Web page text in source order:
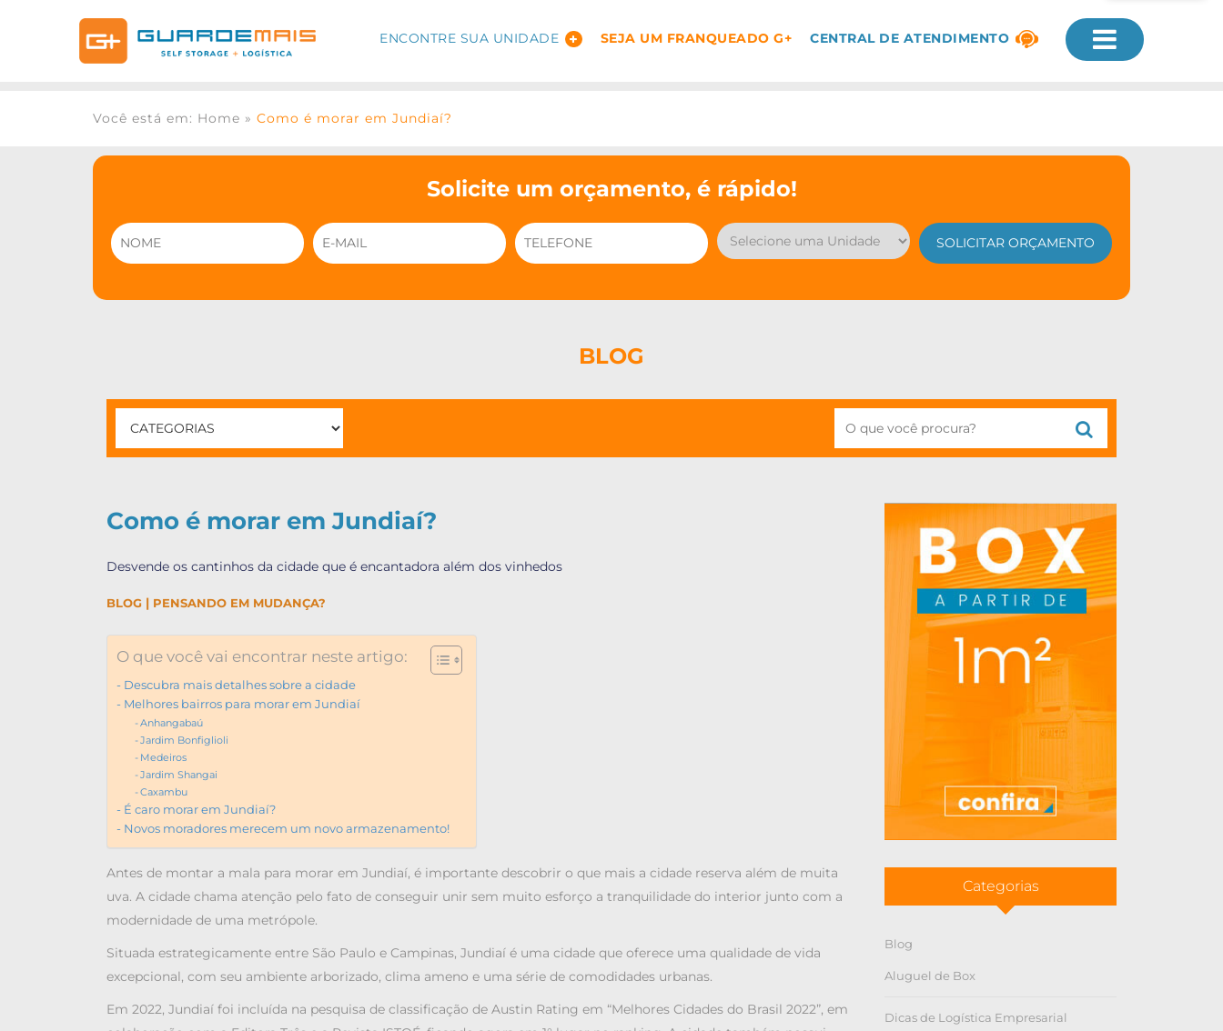
ENCONTRE SUA UNIDADE SEJA UM FRANQUEADO G+ CENTRAL DE ATENDIMENTO
Você está em: Home » Como é morar em Jundiaí?
Solicite um orçamento, é rápido!
BLOG
Como é morar em Jundiaí?
Desvende os cantinhos da cidade que é encantadora além dos vinhedos
BLOG | PENSANDO EM MUDANÇA?
O que você vai encontrar neste artigo:
Descubra mais detalhes sobre a cidade
Melhores bairros para morar em Jundiaí
Anhangabaú
Jardim Bonfiglioli
Medeiros
Jardim Shangai
Caxambu
É caro morar em Jundiaí?
Novos moradores merecem um novo armazenamento!
Antes de montar a mala para morar em Jundiaí, é importante descobrir o que mais a cidade reserva além de muita
uva. A cidade chama atenção pelo fato de conseguir unir sem muito esforço a tranquilidade do interior junto com a
modernidade de uma metrópole.
Situada estrategicamente entre São Paulo e Campinas, Jundiaí é uma cidade que oferece uma qualidade de vida
excepcional, com seu ambiente arborizado, clima ameno e uma série de comodidades urbanas.
Em 2022, Jundiaí foi incluída na pesquisa de classificação de Austin Rating em “Melhores Cidades do Brasil 2022”, em
Categorias
Blog
Aluguel de Box
Dicas de Logística Empresarial